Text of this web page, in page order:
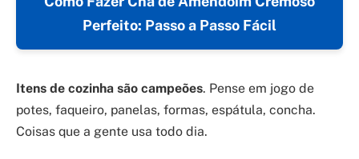
Perfeito: Passo a Passo Fácil
Itens de cozinha são campeões. Pense em jogo de
potes, faqueiro, panelas, formas, espátula, concha.
Coisas que a gente usa todo dia.